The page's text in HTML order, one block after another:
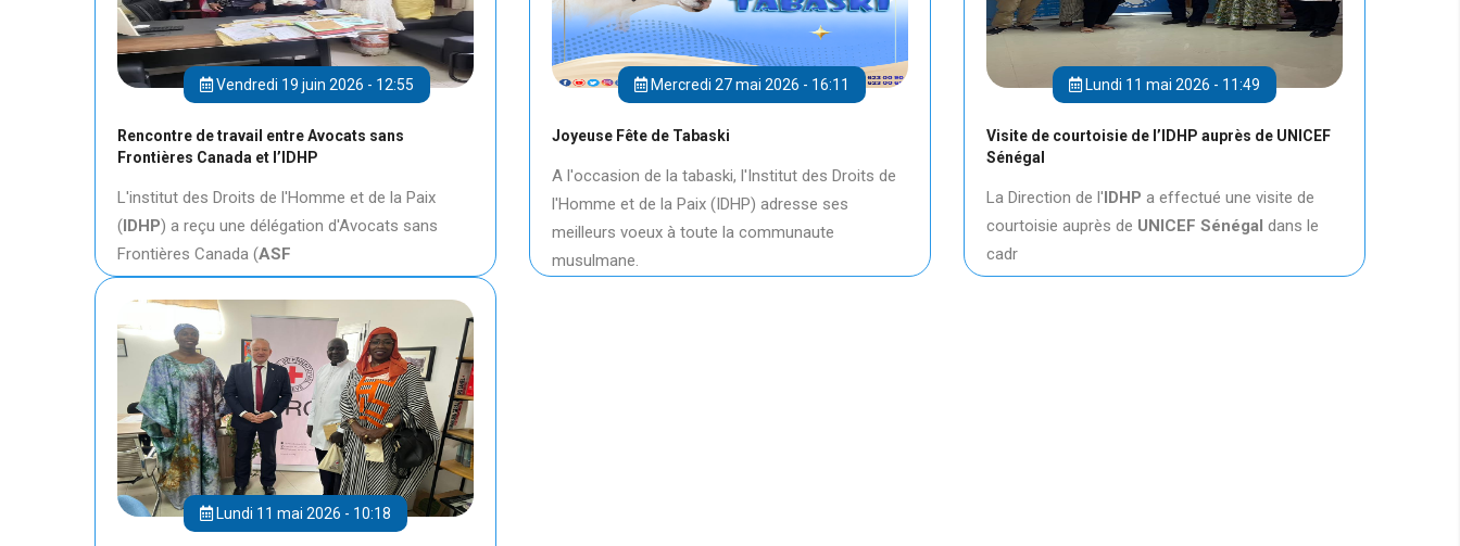
Vendredi 19 juin 2026 - 12:55
Rencontre de travail entre Avocats sans
Frontières Canada et l’IDHP
L'institut des Droits de l'Homme et de la Paix
(IDHP) a reçu une délégation d'Avocats sans
Frontières Canada (ASF
Mercredi 27 mai 2026 - 16:11
Joyeuse Fête de Tabaski
A l'occasion de la tabaski, l'Institut des Droits de
l'Homme et de la Paix (IDHP) adresse ses
meilleurs voeux à toute la communaute
musulmane.
Lundi 11 mai 2026 - 11:49
Visite de courtoisie de l’IDHP auprès de UNICEF
Sénégal
La Direction de l'IDHP a effectué une visite de
courtoisie auprès de UNICEF Sénégal dans le
cadr
Lundi 11 mai 2026 - 10:18